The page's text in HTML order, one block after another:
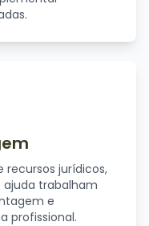
recursos jurídicos,
ajuda trabalham
e
profissional.